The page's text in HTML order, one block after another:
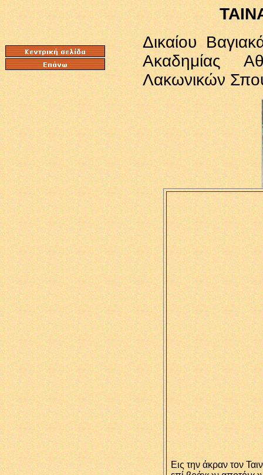
Δικαίου
Ακαδημίας
Λακωνικών
Εις την άκραν τον